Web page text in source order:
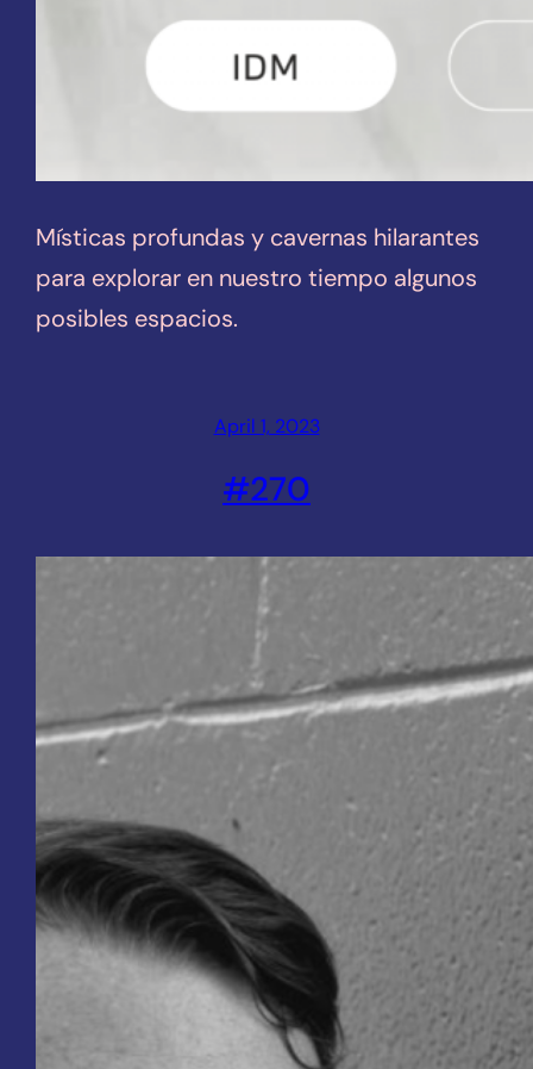
Místicas profundas y cavernas hilarantes
para explorar en nuestro tiempo algunos
posibles espacios.
April 1, 2023
#270